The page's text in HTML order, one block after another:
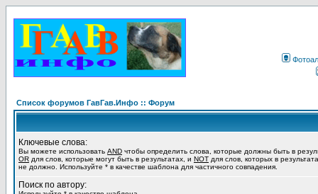
Список форумов ГавГав.Инфо :: Форум
Ключевые слова:
Вы можете использовать AND чтобы определить слова, которые должны быть в
OR для слов, которые могут быть в результатах, и NOT для слов, которых в
не должно. Используйте * в качестве шаблона для частичного совпадения.
Поиск по автору: